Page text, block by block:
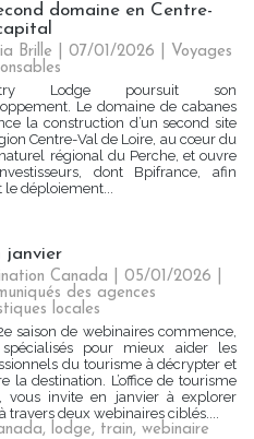
domaine en Centre-
Brille | 07/01/2026
Voyages
Lodge poursuit son
Le domaine de cabanes
la construction d’un second site
Centre-Val de Loire, au cœur du
régional du Perche, et ouvre
dont Bpifrance, afin
le déploiement...
janvier
Canada | 05/01/2026
des agences
locales
saison de webinaires commence,
pour mieux aider les
du tourisme à décrypter et
la destination. L’office de tourisme
vous invite en janvier à explorer
travers deux webinaires ciblés....
, lodge, train, webinaire